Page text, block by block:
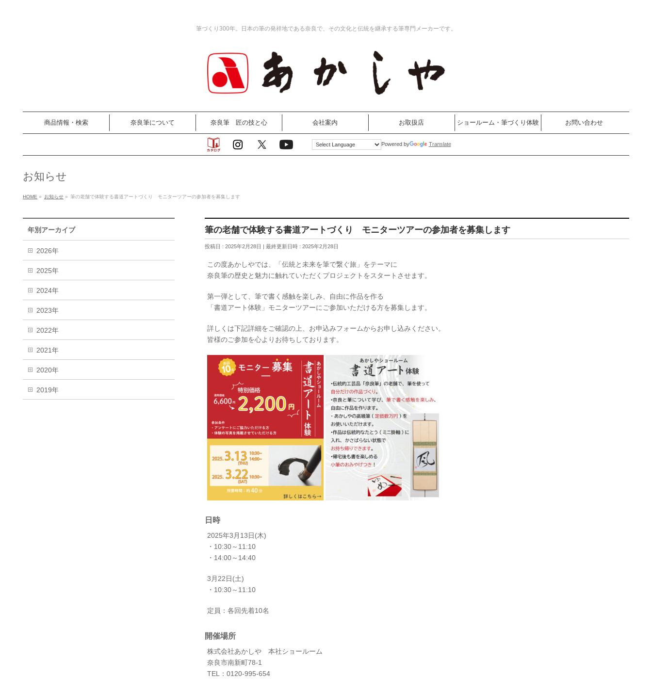
筆づくり300年。日本の筆の発祥地である奈良で、その文化と伝統を継承する筆専門メーカーです。
商品情報・検索 奈良筆について 奈良筆 匠の技と心 会社案内 お取扱店 ショールーム・筆づくり体験 お問い合わせ
Powered by Translate
お知らせ
HOME » お知らせ » 筆の老舗で体験する書道アートづくり モニターツアーの参加者を募集します
筆の老舗で体験する書道アートづくり モニターツアーの参加者を募集します
投稿日 : 2025年2月28日 最終更新日時 : 2025年2月28日
この度あかしやでは、「伝統と未来を筆で繋ぐ旅」をテーマに
奈良筆の歴史と魅力に触れていただくプロジェクトをスタートさせます。
第一弾として、筆で書く感触を楽しみ、自由に作品を作る
「書道アート体験」モニターツアーにご参加いただける方を募集します。
詳しくは下記詳細をご確認の上、お申込みフォームからお申し込みください。
皆様のご参加を心よりお待ちしております。
日時
2025年3月13日(木)
・10:30～11:10
・14:00～14:40
3月22日(土)
・10:30～11:10
定員：各回先着10名
開催場所
株式会社あかしや 本社ショールーム
奈良市南新町78-1
TEL：0120-995-654
年別アーカイブ
2026年
2025年
2024年
2023年
2022年
2021年
2020年
2019年